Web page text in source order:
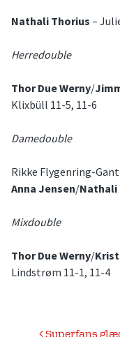
Nathali Thorius –
Herredouble
Thor Due Werny/
Klixbüll 11-5, 11-6
Damedouble
Rikke Flygenring-
Anna Jensen/Nathali
Mixdouble
Thor Due Werny/
Lindstrøm 11-1, 11-4
Superfans